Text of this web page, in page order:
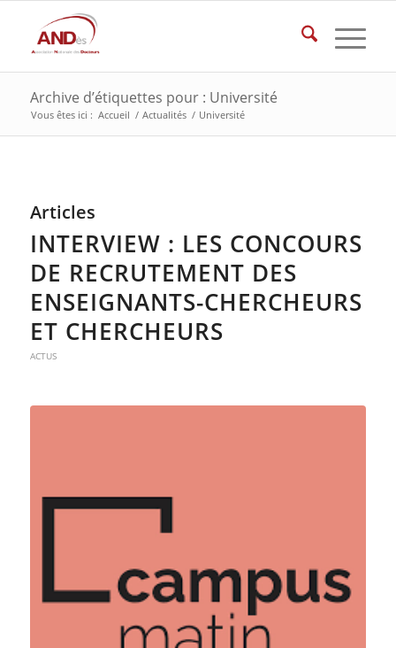
Archive d’étiquettes pour : Université
Vous êtes ici : Accueil / Actualités / Université
Articles
INTERVIEW : LES CONCOURS
DE RECRUTEMENT DES
ENSEIGNANTS-CHERCHEURS
ET CHERCHEURS
ACTUS